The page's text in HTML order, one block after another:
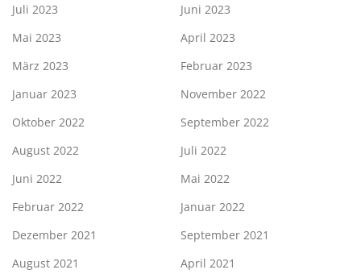
Juli 2023
Juni 2023
Mai 2023
April 2023
März 2023
Februar 2023
Januar 2023
November 2022
Oktober 2022
September 2022
August 2022
Juli 2022
Juni 2022
Mai 2022
Februar 2022
Januar 2022
Dezember 2021
September 2021
August 2021
April 2021